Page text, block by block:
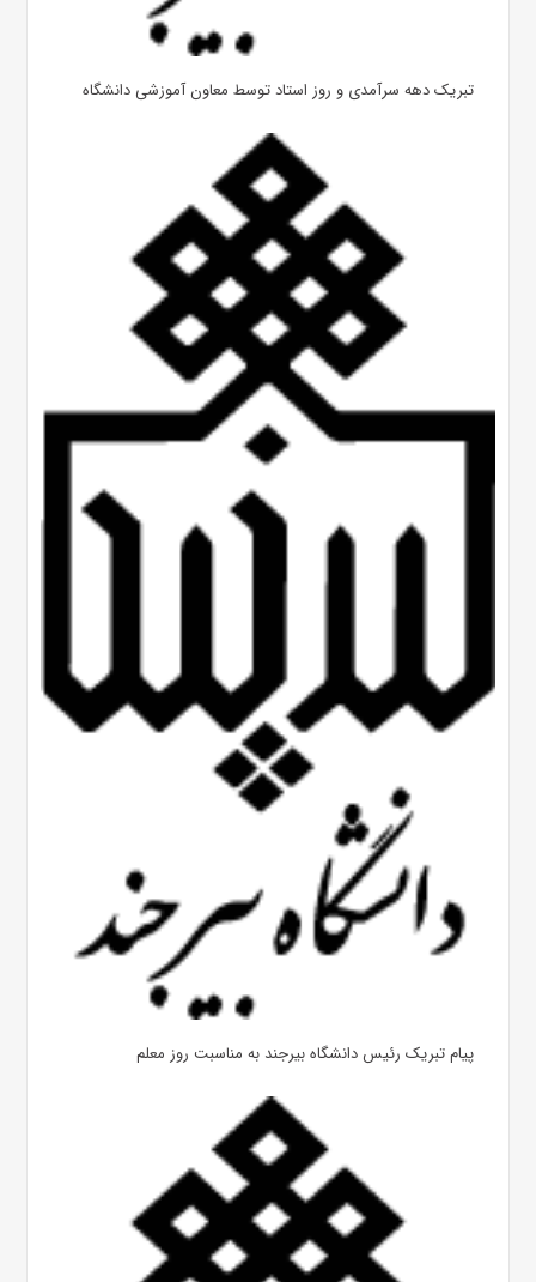
تبریک دهه سرآمدی و روز استاد توسط معاون آموزشی دانشگاه
پیام تبریک رئیس دانشگاه بیرجند به مناسبت روز معلم